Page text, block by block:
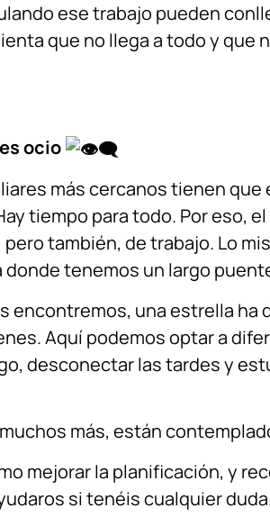
ese trabajo pueden
que no llega a todo y que
ocio
más cercanos tienen
tiempo para todo. Por eso,
también, de trabajo. Lo
tenemos un largo
encontremos, una estrella
Aquí podemos optar a
desconectar las tardes y
más, están
mejorar la planificación, y
si tenéis cualquier